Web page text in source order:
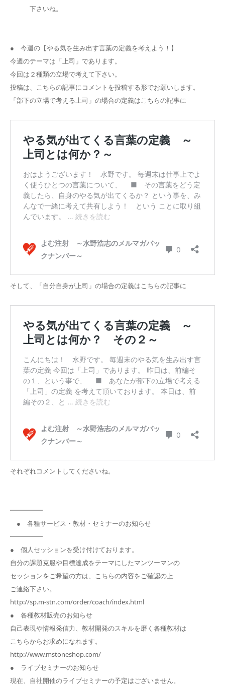
下さいね。
● 今週の【やる気を生み出す言葉の定義を考えよう！】
今週のテーマは「上司」であります。
今回は２種類の立場で考えて下さい。
投稿は、こちらの記事にコメントを投稿する形でお願いします。
「部下の立場で考える上司」の場合の定義はこちらの記事に
そして、「自分自身が上司」の場合の定義はこちらの記事に
それぞれコメントしてくださいね。
━━━━━
● 各種サービス・教材・セミナーのお知らせ
━━━━━
● 個人セッションを受け付けております。
自分の課題克服や目標達成をテーマにしたマンツーマンの
セッションをご希望の方は、こちらの内容をご確認の上
ご連絡下さい。
http://sp.m-stn.com/order/coach/index.html
● 各種教材販売のお知らせ
自己表現や情報発信力、教材開発のスキルを磨く各種教材は
こちらからお求めになれます。
http://www.mstoneshop.com/
● ライブセミナーのお知らせ
現在、自社開催のライブセミナーの予定はございません。